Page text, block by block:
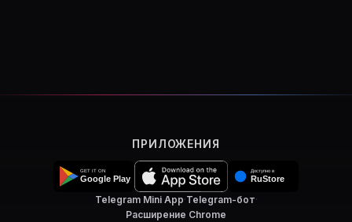
ПРИЛОЖЕНИЯ
Telegram Mini App·Telegram-бот·
Расширение Chrome